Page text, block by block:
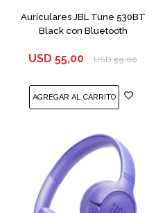
Auriculares JBL Tune 530BT
Black con Bluetooth
USD 55,00 USD 59,00